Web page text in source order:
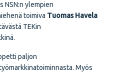
NSN:n ylempien
toimiva Tuomas Havela
TEKin
paljon
Myös